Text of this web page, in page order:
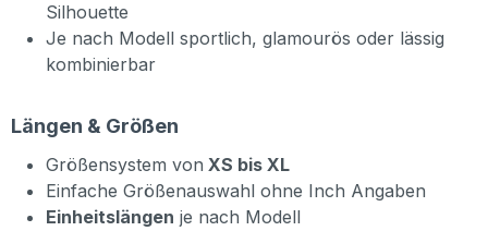
Silhouette
Je nach Modell sportlich, glamourös oder lässig
kombinierbar
Längen & Größen
Größensystem von XS bis XL
Einfache Größenauswahl ohne Inch Angaben
Einheitslängen je nach Modell